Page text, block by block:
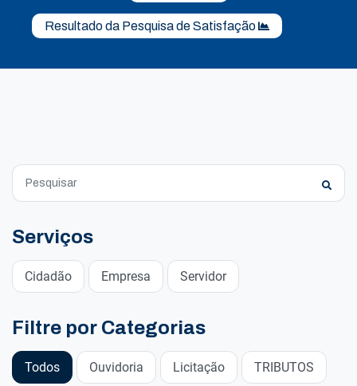
Resultado da Pesquisa de Satisfação
Serviços
Cidadão Empresa Servidor
Filtre por Categorias
Todos Ouvidoria Licitação TRIBUTOS